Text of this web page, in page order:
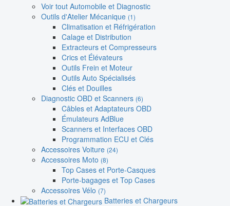
Voir tout Automobile et Diagnostic
Outils d'Atelier Mécanique (1)
Climatisation et Réfrigération
Calage et Distribution
Extracteurs et Compresseurs
Crics et Élévateurs
Outils Frein et Moteur
Outils Auto Spécialisés
Clés et Douilles
Diagnostic OBD et Scanners (6)
Câbles et Adaptateurs OBD
Émulateurs AdBlue
Scanners et Interfaces OBD
Programmation ECU et Clés
Accessoires Voiture (24)
Accessoires Moto (8)
Top Cases et Porte-Casques
Porte-bagages et Top Cases
Accessoires Vélo (7)
Batteries et Chargeurs